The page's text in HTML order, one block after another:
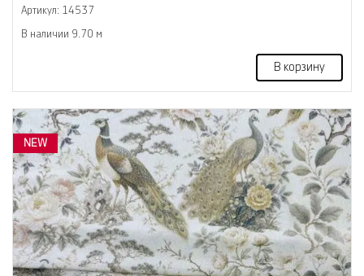
Артикул: 14537
В наличии 9.70 м
В корзину
NEW